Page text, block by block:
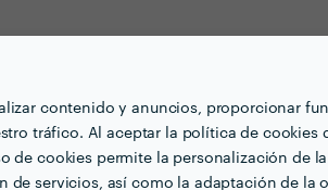
contenido y anuncios, proporcionar
tráfico. Al aceptar la política de cookies
de cookies permite la personalización de la
de servicios, así como la adaptación de la